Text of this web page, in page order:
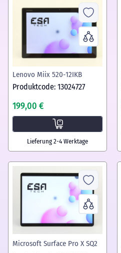
Lenovo Miix 520-12IKB
Produktcode: 13024727
199,00 €
Lieferung 2-4 Werktage
Microsoft Surface Pro X SQ2